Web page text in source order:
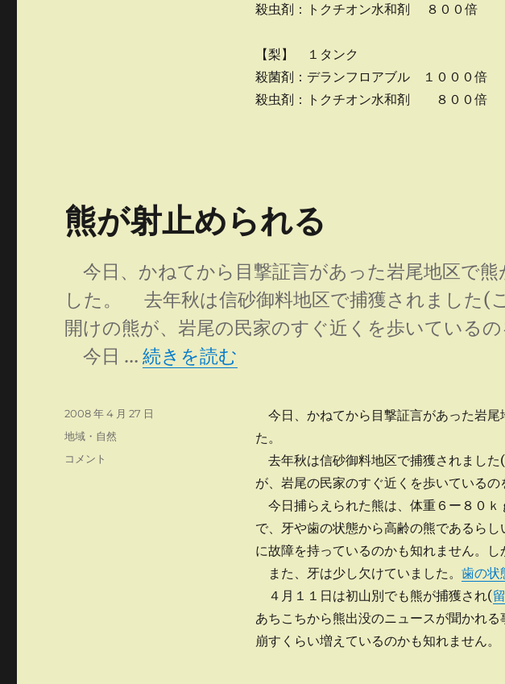
殺虫剤：トクチオン水和剤 ８００倍
【梨】 １タンク
殺菌剤：デランフロアブル １０００倍
殺虫剤：トクチオン水和剤 ８００倍
熊が射止められる
今日、かねてから目撃証言があった岩尾地区で熊
した。 去年秋は信砂御料地区で捕獲されました(
開けの熊が、岩尾の民家のすぐ近くを歩いているの
今日 …“熊が射止められる” の
続きを読む
今日、かねてから目撃証言があった岩尾
た。
去年秋は信砂御料地区で捕獲されました(
が、岩尾の民家のすぐ近くを歩いているの
今日捕らえられた熊は、体重６ー８０ｋ
で、牙や歯の状態から高齢の熊であるら
に故障を持っているのかも知れません。し
また、牙は少し欠けていました。 歯の状
４月１１日は初山別でも熊が捕獲され(
あちこちから熊出没のニュースが聞かれ
崩すくらい増えているのかも知れません。
投
稿
2008 年 4 月 27 日
カ
地域・自然
熊
コメント